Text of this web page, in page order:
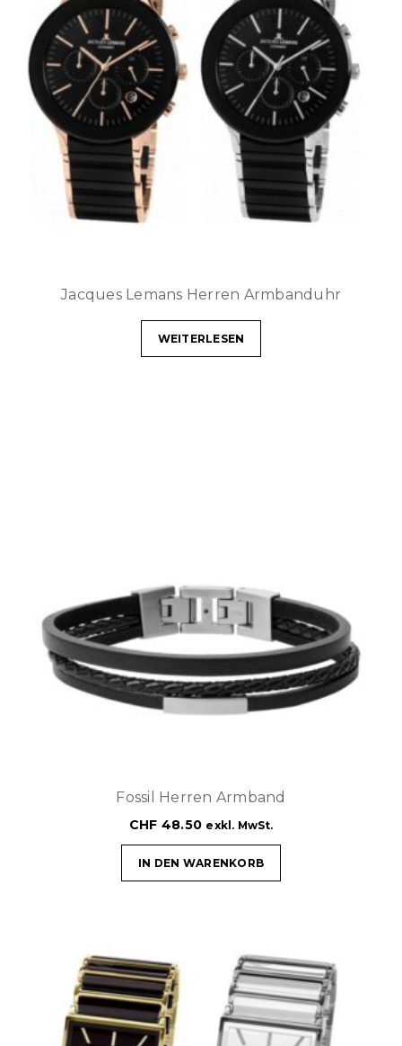
Jacques Lemans Herren Armbanduhr
WEITERLESEN
Fossil Herren Armband
CHF 48.50 exkl. MwSt.
IN DEN WARENKORB